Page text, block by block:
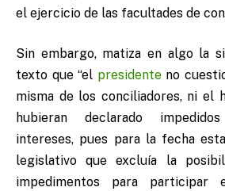
el ejercicio de las facultades de
Sin embargo, matiza en algo la
texto que “el presidenteno
misma de los conciliadores, ni el
hubieran declarado
intereses, pues para la fecha
legislativo que excluía la
impedimentos para